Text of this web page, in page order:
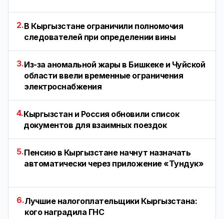
2.В Кыргызстане ограничили полномочия
следователей при определении вины
3.Из-за аномальной жары в Бишкеке и Чуйской
области ввели временные ограничения
электроснабжения
4.Кыргызстан и Россия обновили список
документов для взаимных поездок
5.Пенсию в Кыргызстане начнут назначать
автоматически через приложение «Тундук»
6.Лучшие налогоплательщики Кыргызстана:
кого наградила ГНС